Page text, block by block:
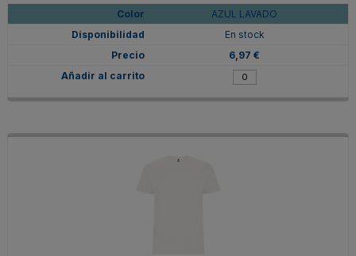
AZUL LAVADO
En stock
6,97 €